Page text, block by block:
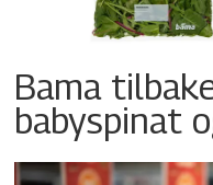
Bama
babyspinat